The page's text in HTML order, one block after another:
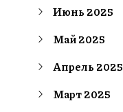
Июнь 2025
Май 2025
Апрель 2025
Март 2025